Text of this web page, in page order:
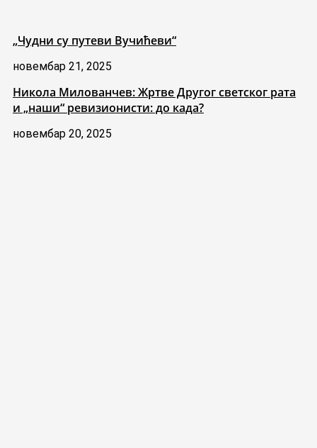
„Чудни су путеви Вучићеви“
новембар 21, 2025
Никола Милованчев: Жртве Другог светског рата
и „наши“ ревизионисти: до када?
новембар 20, 2025